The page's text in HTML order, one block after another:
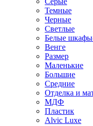
Темные
Черные
Светлые
Белые
Венге
Размер
Маленькие
Большие
Средние
Отделка и
МДФ
Пластик
Alvic Luxe